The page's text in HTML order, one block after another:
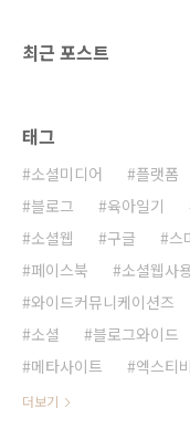
를 제공..
최근 포스트
태그
소셜미디어 플랫폼
블로그
육아일기
소셜웹
구글 스
페이스북
소셜웹사
와이드커뮤니케이션즈
소셜
블로그와이드
메타사이트
엑스티비
더보기